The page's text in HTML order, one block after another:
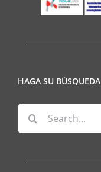
HAGA SU BÚSQUEDA
Search
for: